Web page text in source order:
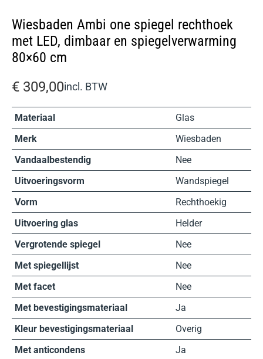
Wiesbaden Ambi one spiegel rechthoek
met LED, dimbaar en spiegelverwarming
80×60 cm
€ 309,00incl. BTW
Materiaal
Glas
Merk
Wiesbaden
Vandaalbestendig
Nee
Uitvoeringsvorm
Wandspiegel
Vorm
Rechthoekig
Uitvoering glas
Helder
Vergrotende spiegel
Nee
Met spiegellijst
Nee
Met facet
Nee
Met bevestigingsmateriaal
Ja
Kleur bevestigingsmateriaal
Overig
Met anticondens
Ja